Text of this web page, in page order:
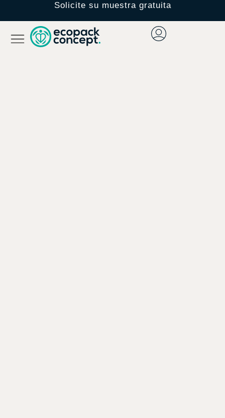
Solicite su muestra gratuita